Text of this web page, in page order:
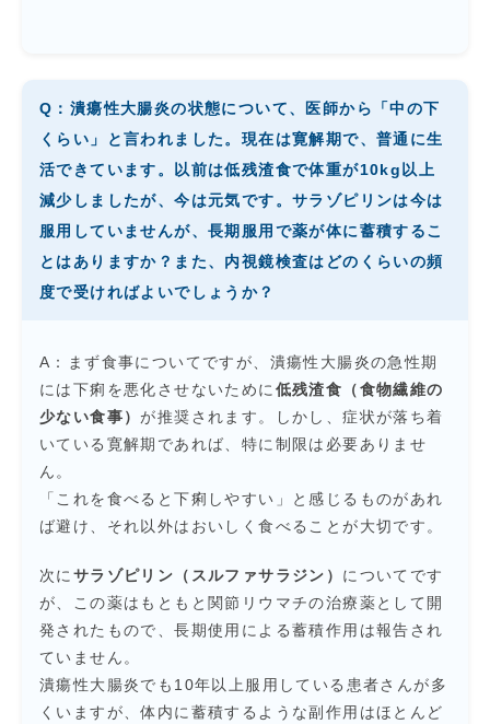
Q：潰瘍性大腸炎の状態について、医師から「中の下
くらい」と言われました。現在は寛解期で、普通に生
活できています。以前は低残渣食で体重が10kg以上
減少しましたが、今は元気です。サラゾピリンは今は
服用していませんが、長期服用で薬が体に蓄積するこ
とはありますか？また、内視鏡検査はどのくらいの頻
度で受ければよいでしょうか？
A：まず食事についてですが、潰瘍性大腸炎の急性期
には下痢を悪化させないために 低残渣食（食物繊維の
少ない食事）が推奨されます。しかし、症状が落ち着
いている寛解期であれば、特に制限は必要ありませ
ん。
「これを食べると下痢しやすい」と感じるものがあれ
ば避け、それ以外はおいしく食べることが大切です。
次に サラゾピリン（スルファサラジン） についてです
が、この薬はもともと関節リウマチの治療薬として開
発されたもので、長期使用による蓄積作用は報告され
ていません。
潰瘍性大腸炎でも10年以上服用している患者さんが多
くいますが、体内に蓄積するような副作用はほとんど